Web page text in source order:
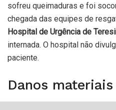
sofreu queimaduras e foi
chegada das equipes de
Hospital de Urgência de
internada. O hospital não
paciente.
Danos